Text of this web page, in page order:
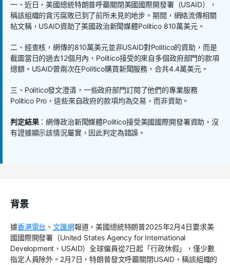
一、近日，美國總統特朗普呼籲關閉美國國際開發署（USAID），
稱該組織的貪污腐敗已到了前所未見的地步。期間，網絡流傳相關
帖文稱，USAID資助了美國政治新聞媒體Politico 810萬美元。
二、經查核，網傳的810萬美元並非USAID對Politico的資助，而是
截圖當日的過去12個月內，Politico接受的來自多個政府部門的款項
總額。USAID曾兩次在Politico購買新聞服務，合共4.4萬美元。
三、Politico發文澄清，一些政府部門訂閱了他們的專業服務
Politico Pro，這些來自政府的款項均為交易，而非資助。
判定結果：網傳政治新聞媒體Politico接受美國國際開發署資助，沒
有證據顯示該情況屬實，因此判定為錯誤。
背景
據香港電台 、文匯網報道，美國總統特朗普2025年2月4日要求美
國國際開發署（United States Agency for International
Development，USAID）全球僱員從7日起「行政休假」，僅少數
指定人員除外。2月7日，特朗普發文呼籲關閉USAID，稱該組織的